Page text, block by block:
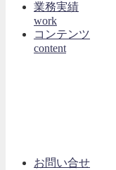
業務実績
work
コンテンツ
content
お問い合せ